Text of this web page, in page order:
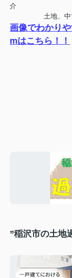
介
土地、中古住
画像でわかり
mはこちら！！
”稲沢市の土地